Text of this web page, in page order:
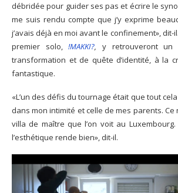
débridée pour guider ses pas et écrire le
me suis rendu compte que j’y exprime
j’avais déjà en moi avant le confinement», dit-
premier solo,!MAKKI?, y retrouveront un
transformation et de quête d’identité, à la
fantastique.
«L’un des défis du tournage était que tout
dans mon intimité et celle de mes parents. Ce
villa de maître que l’on voit au
l’esthétique rende bien», dit-il.